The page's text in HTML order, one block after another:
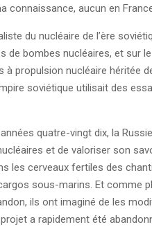
connaissance, aucun en
du nucléaire de l’ère
de bombes nucléaires, et sur le
propulsion nucléaire héritée
soviétique utilisait des
quatre-vingt dix, la
et de valoriser son
les cerveaux fertiles des
sous-marins. Et comme
ils ont imaginé de les
a rapidement été